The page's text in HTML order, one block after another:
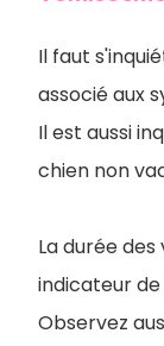
Il faut
associé aux
Il est aussi
chien non
La durée
indicateur
Observez